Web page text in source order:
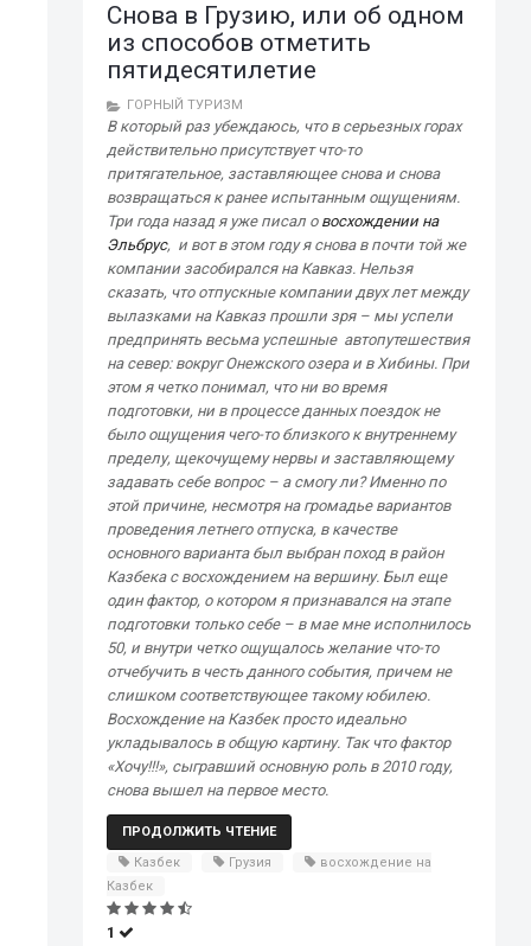
Снова в Грузию, или об одном
из способов отметить
пятидесятилетие
ГОРНЫЙ ТУРИЗМ
В который раз убеждаюсь, что в серьезных горах
действительно присутствует что-то
притягательное, заставляющее снова и снова
возвращаться к ранее испытанным ощущениям.
Три года назад я уже писал о восхождении на
Эльбрус, и вот в этом году я снова в почти той же
компании засобирался на Кавказ. Нельзя
сказать, что отпускные компании двух лет между
вылазками на Кавказ прошли зря – мы успели
предпринять весьма успешные автопутешествия
на север: вокруг Онежского озера и в Хибины. При
этом я четко понимал, что ни во время
подготовки, ни в процессе данных поездок не
было ощущения чего-то близкого к внутреннему
пределу, щекочущему нервы и заставляющему
задавать себе вопрос – а смогу ли? Именно по
этой причине, несмотря на громадье вариантов
проведения летнего отпуска, в качестве
основного варианта был выбран поход в район
Казбека с восхождением на вершину. Был еще
один фактор, о котором я признавался на этапе
подготовки только себе – в мае мне исполнилось
50, и внутри четко ощущалось желание что-то
отчебучить в честь данного события, причем не
слишком соответствующее такому юбилею.
Восхождение на Казбек просто идеально
укладывалось в общую картину. Так что фактор
«Хочу!!!», сыгравший основную роль в 2010 году,
снова вышел на первое место.
ПРОДОЛЖИТЬ ЧТЕНИЕ
Казбек
Грузия
восхождение на
Казбек
1